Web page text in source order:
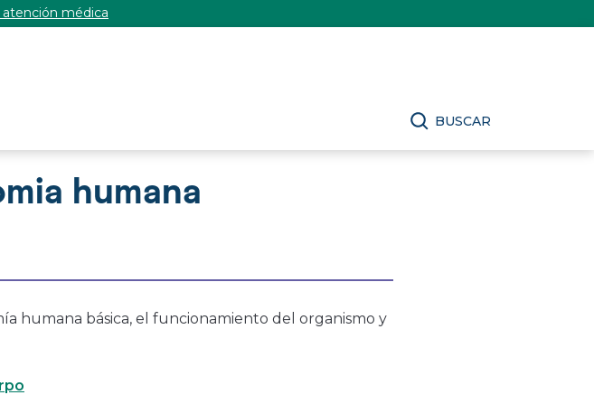
médica
BUSCAR
humana
humana básica, el funcionamiento del organismo y